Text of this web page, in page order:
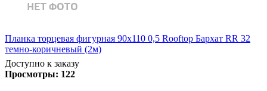
Планка торцевая фигурная 90х110 0,5 Rooftop Бархат RR 32
темно-коричневый (2м)
Доступно к заказу
Просмотры: 122